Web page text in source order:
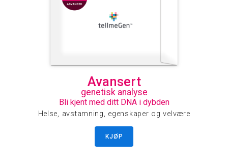
Avansert
genetisk analyse
Bli kjent med ditt DNA i dybden
Helse, avstamning, egenskaper og velvære
KJØP